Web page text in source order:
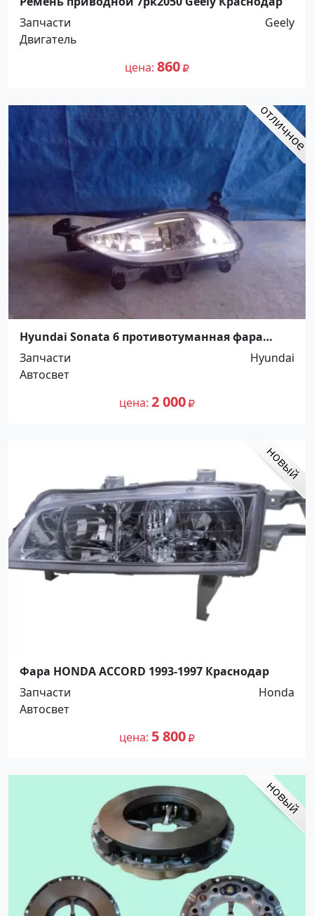
Запчасти
Geely
Двигатель
цена 860
Hyundai Sonata 6 противотуманная фара
левая Краснодар
Запчасти
Hyundai
Автосвет
цена 2 000
Фара HONDA ACCORD 1993-1997 Краснодар
Запчасти
Honda
Автосвет
цена 5 800